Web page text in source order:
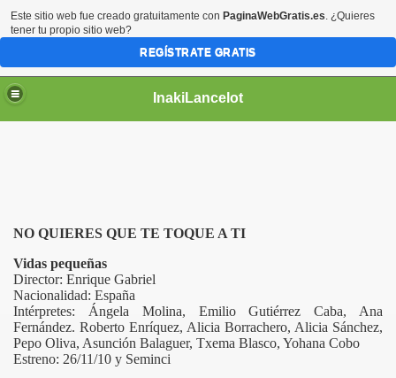
InakiLancelot
NO QUIERES QUE TE TOQUE A TI
Vidas pequeñas
Director: Enrique Gabriel
Nacionalidad: España
Intérpretes: Ángela Molina, Emilio Gutiérrez Caba, Ana
Fernández. Roberto Enríquez, Alicia Borrachero, Alicia Sánchez,
Pepo Oliva, Asunción Balaguer, Txema Blasco, Yohana Cobo
Estreno: 26/11/10 y Seminci
Este sitio web fue creado gratuitamente con PaginaWebGratis.es. ¿Quieres
tener tu propio sitio web?
REGÍSTRATE GRATIS